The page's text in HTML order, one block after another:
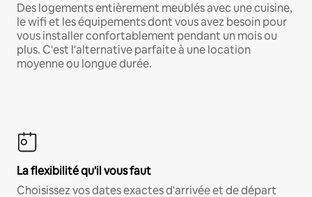
Des logements entièrement meublés avec une cuisine,
le wifi et les équipements dont vous avez besoin pour
vous installer confortablement pendant un mois ou
plus. C'est l'alternative parfaite à une location
moyenne ou longue durée.
La flexibilité qu'il vous faut
Choisissez vos dates exactes d'arrivée et de départ